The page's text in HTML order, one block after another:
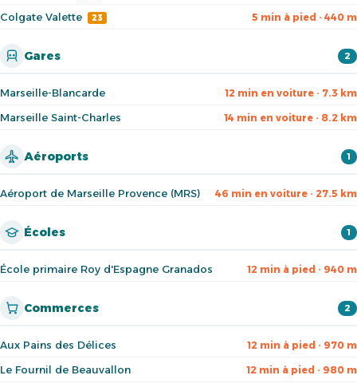
Colgate Valette 23 5 min à pied · 440 m
Gares 2
Marseille-Blancarde 12 min en voiture · 7.3 km
Marseille Saint-Charles 14 min en voiture · 8.2 km
Aéroports 1
Aéroport de Marseille Provence (MRS) 46 min en voiture · 27.5 km
Écoles 1
École primaire Roy d'Espagne Granados 12 min à pied · 940 m
Commerces 2
Aux Pains des Délices 12 min à pied · 970 m
Le Fournil de Beauvallon 12 min à pied · 980 m